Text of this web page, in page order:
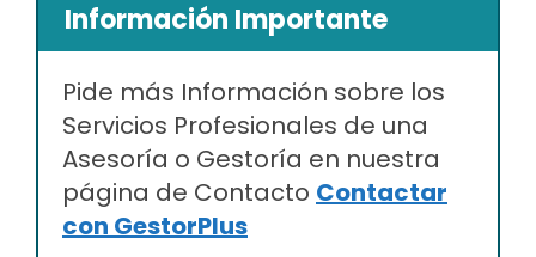
Información Importante
Pide más Información sobre los
Servicios Profesionales de una
Asesoría o Gestoría en nuestra
página de Contacto Contactar
con GestorPlus